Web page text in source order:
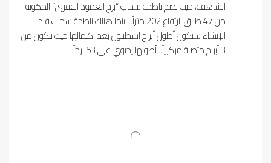
الشاهقة، حيث تضم ناطحة سحاب “برج العمود الفقري” المكونة
من 47 طابق بارتفاع 202 متراً.. بينما هناك ناطحة سحاب قيد
الإنشاء ستكون أطول أبراج اسطنبول بعد اكتمالها حيث تتكون من
3 أبراج متصلة مركزياً.. أطولها يحتوي على 53 برجاً.